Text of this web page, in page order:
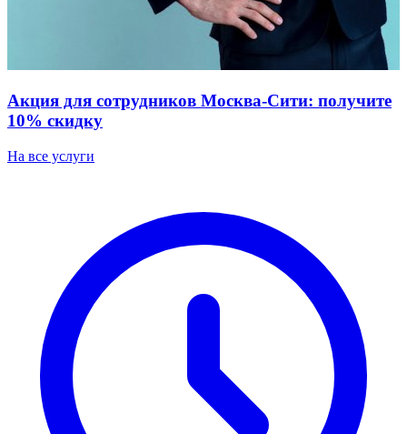
Акция для сотрудников Москва-Сити: получите
10% скидку
На все услуги